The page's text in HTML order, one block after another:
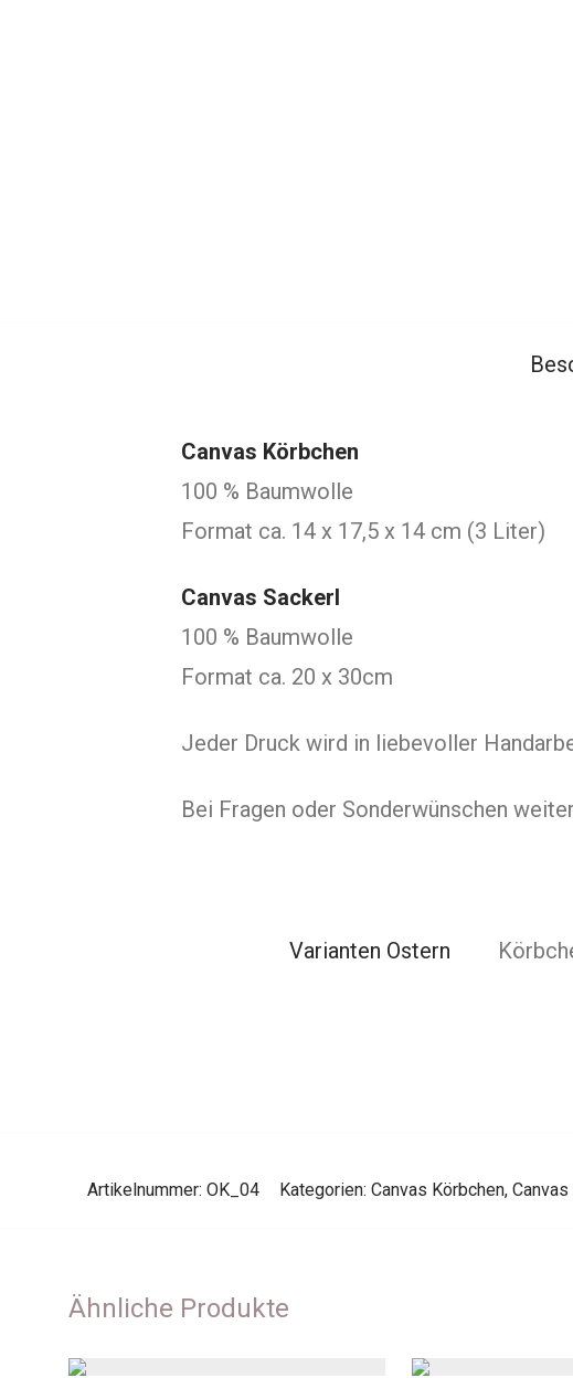
Canvas Körbchen
100 % Baumwolle
Format ca. 14 x 17,5 x 14 cm (3 Liter)
Canvas Sackerl
100 % Baumwolle
Format ca. 20 x 30cm
Jeder Druck wird in liebevoller
Bei Fragen oder Sonderwünschen
Varianten Ostern
Artikelnummer: OK_04 Kategorien: Canvas Körbchen,
Ähnliche Produkte